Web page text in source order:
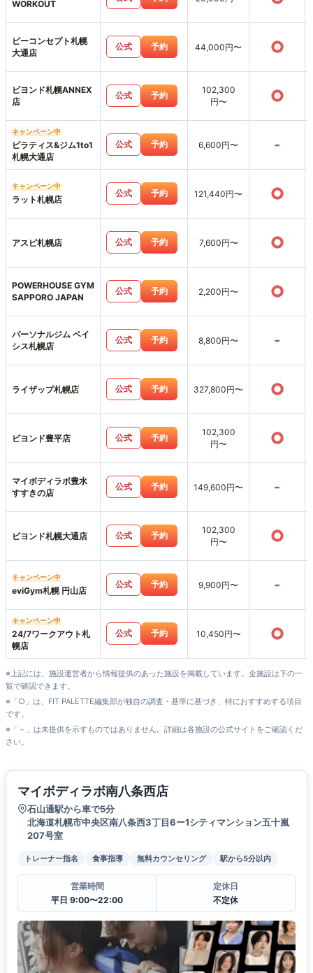
WORKOUT
ビーコンセプト札幌
大通店
公式 予約 44,000円〜 ○
ビヨンド札幌ANNEX
店
公式 予約
102,300
円〜
○
キャンペーン中
ピラティス&ジム1to1
札幌大通店
公式 予約 6,600円〜 -
キャンペーン中
ラット札幌店
公式 予約 121,440円〜 ○
アスピ札幌店 公式 予約 7,600円〜 ○
POWERHOUSE GYM
SAPPORO JAPAN
公式 予約 2,200円〜 ○
パーソナルジム ベイ
シス札幌店
公式 予約 8,800円〜 -
ライザップ札幌店 公式 予約 327,800円〜 ○
ビヨンド豊平店 公式 予約
102,300
円〜
○
マイボディラボ豊水
すすきの店
公式 予約 149,600円〜 -
ビヨンド札幌大通店 公式 予約
102,300
円〜
○
キャンペーン中
eviGym札幌 円山店
公式 予約 9,900円〜 -
キャンペーン中
24/7ワークアウト札
幌店
公式 予約 10,450円〜 ○
※上記には、施設運営者から情報提供のあった施設を掲載しています。全施設は下の一
覧で確認できます。
※「○」は、FIT PALETTE編集部が独自の調査・基準に基づき、特におすすめする項目
です。
※「－」は未提供を示すものではありません。詳細は各施設の公式サイトをご確認くだ
さい。
マイボディラボ南八条西店
石山通駅から車で5分
北海道札幌市中央区南八条西3丁目6ー1シティマンション五十嵐
207号室
トレーナー指名 食事指導 無料カウンセリング 駅から5分以内
営業時間
平日 9:00〜22:00
定休日
不定休